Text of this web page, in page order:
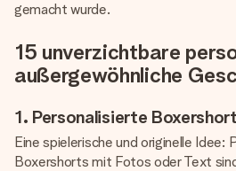
gemacht wurde.
15 unverzichtbare
außergewöhnliche
1. Personalisierte
Eine spielerische und originelle Idee:
Boxershorts mit Fotos oder Text